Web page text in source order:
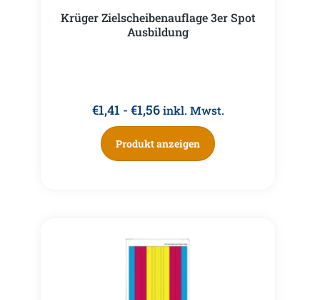
Krüger Zielscheibenauflage 3er Spot
Ausbildung
€1,41 - €1,56 inkl. Mwst.
Produkt anzeigen